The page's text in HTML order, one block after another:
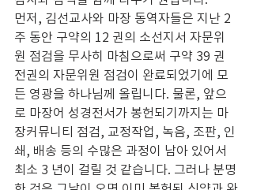
먼저, 김선교사와 마장 동역자들은 지난 2
주 동안 구약의 12 권의 소선지서 자문위
원 점검을 무사히 마침으로써 구약 39 권
전권의 자문위원 점검이 완료되었기에 모
든 영광을 하나님께 올립니다. 물론, 앞으
로 마장어 성경전서가 봉헌되기까지는 마
장커뮤니티 점검, 교정작업, 녹음, 조판, 인
쇄, 배송 등의 수많은 과정이 남아 있어서
최소 3 년이 걸릴 것 같습니다. 그러나 분명